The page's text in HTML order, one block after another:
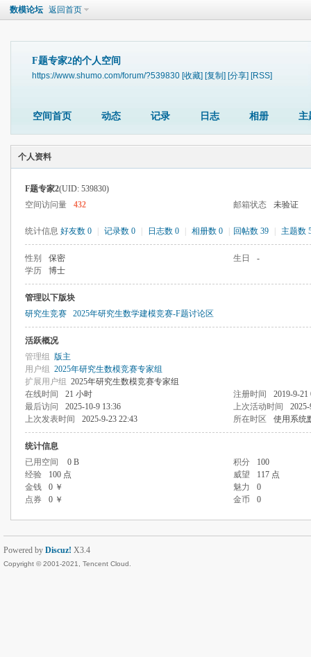
数模论坛 返回首页
F题专家2的个人空间
https://www.shumo.com/forum/?539830 [收藏] [复制] [分享] [RSS]
空间首页 动态 记录 日志 相册 主
个人资料
F题专家2(UID: 539830)
空间访问量
432 邮箱状态 未验证
统计信息 好友数 0 记录数 0 日志数 0 相册数 0 回帖数 39 主题数
性别 保密 生日
-
学历
博士
管理以下版块
研究生竞赛
2025年研究生数学建模竞赛-F题讨论区
活跃概况
管理组 版主
用户组 2025年研究生数模竞赛专家组
扩展用户组 2025年研究生数模竞赛专家组
在线时间
21 小时 注册时间
2019-9-21
最后访问
2025-10-9 13:36 上次活动时间
上次发表时间
2025-9-23 22:43 所在时区 使用系统
统计信息
已用空间
0 B 积分
100
经验
100 点 威望
117 点
金钱
0 ￥ 魅力
0
点券
0 ￥ 金币 0
Powered by Discuz! X3.4
Copyright © 2001-2021, Tencent Cloud.